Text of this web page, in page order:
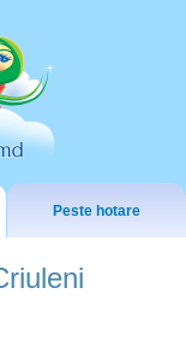
Peste hotare